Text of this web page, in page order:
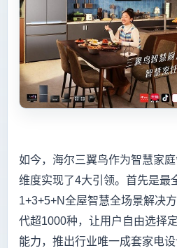
如今，海尔三翼鸟作为智慧家
维度实现了4大引领。首先是最
1+3+5+N全屋智慧全场景解决
代超1000种，让用户自由选择
能力，推出行业唯一成套家电